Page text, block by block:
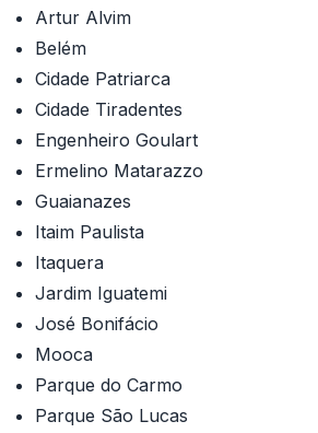
Artur Alvim
Belém
Cidade Patriarca
Cidade Tiradentes
Engenheiro Goulart
Ermelino Matarazzo
Guaianazes
Itaim Paulista
Itaquera
Jardim Iguatemi
José Bonifácio
Mooca
Parque do Carmo
Parque São Lucas